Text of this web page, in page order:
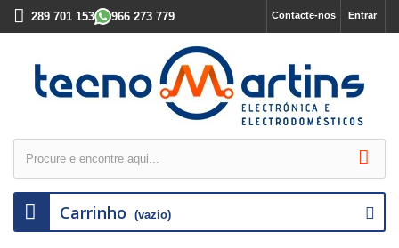
Entrar
Contacte-nos
289 701 153 966 273 779
Carrinho (vazio)